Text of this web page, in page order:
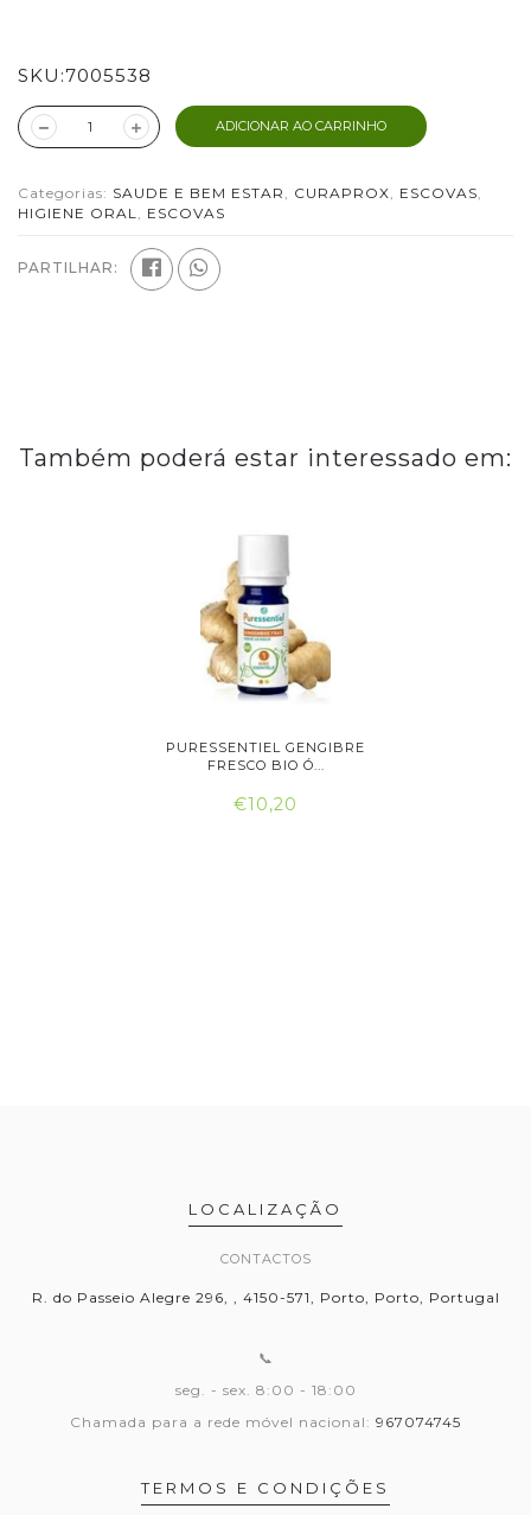
SKU:7005538
ADICIONAR AO CARRINHO
Categorias: SAUDE E BEM ESTAR , CURAPROX, ESCOVAS,
HIGIENE ORAL, ESCOVAS
PARTILHAR:
Também poderá estar interessado em:
PURESSENTIEL GENGIBRE
FRESCO BIO Ó...
€10,20
LOCALIZAÇÃO
CONTACTOS
R. do Passeio Alegre 296, , 4150-571, Porto, Porto, Portugal
📞
seg. - sex. 8:00 - 18:00
Chamada para a rede móvel nacional: 967074745
TERMOS E CONDIÇÕES